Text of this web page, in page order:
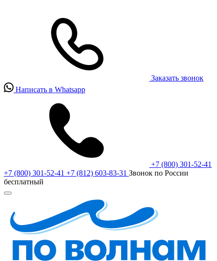
Заказать звонок
Написать в Whatsapp
+7 (800) 301-52-41
+7 (800) 301-52-41 +7 (812) 603-83-31 Звонок по России
бесплатный